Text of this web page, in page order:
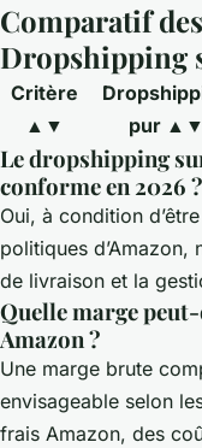
Comparatif
Dropshipping
Critère
▲▼
pur ▲▼
Le dropshipping
conforme en 2026 ?
Oui, à condition
politiques d’Amazon,
de livraison et la
Quelle marge
Amazon ?
Une marge brute
envisageable selon
frais Amazon, des